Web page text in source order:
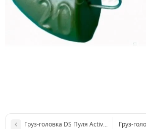
Груз-головка DS Пуля Active 12г (7шт/
Груз-